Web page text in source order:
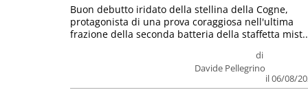
di
Davide Pellegrino
il 06/08/
Buon debutto iridato della stellina della Cogne,
protagonista di una prova coraggiosa nell'ultima
frazione della seconda batteria della staffetta